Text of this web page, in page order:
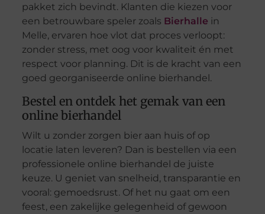
pakket zich bevindt. Klanten die kiezen voor
een betrouwbare speler zoals Bierhalle in
Melle, ervaren hoe vlot dat proces verloopt:
zonder stress, met oog voor kwaliteit én met
respect voor planning. Dit is de kracht van een
goed georganiseerde online bierhandel.
Bestel en ontdek het gemak van een
online bierhandel
Wilt u zonder zorgen bier aan huis of op
locatie laten leveren? Dan is bestellen via een
professionele online bierhandel de juiste
keuze. U geniet van snelheid, transparantie en
vooral: gemoedsrust. Of het nu gaat om een
feest, een zakelijke gelegenheid of gewoon